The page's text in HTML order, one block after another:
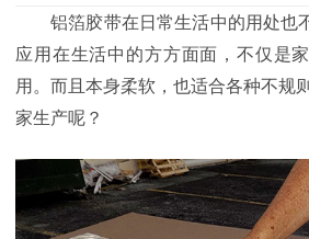
铝箔胶带在日常生活中的用处也
应用在生活中的方方面面，不仅是
用。而且本身柔软，也适合各种不规
家生产呢？